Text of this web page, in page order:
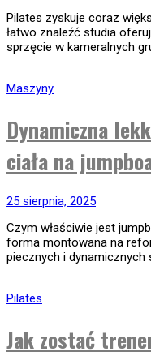
Pilates zyskuje coraz
łatwo znaleźć studia
sprzęcie w kameralnych
Maszyny
Dynamiczna
ciała na
25 sierpnia, 2025
Czym wła­ści­wie jest
forma mon­to­wana na
piecz­nych i dyna­micz­nych
Pilates
Jak zostać